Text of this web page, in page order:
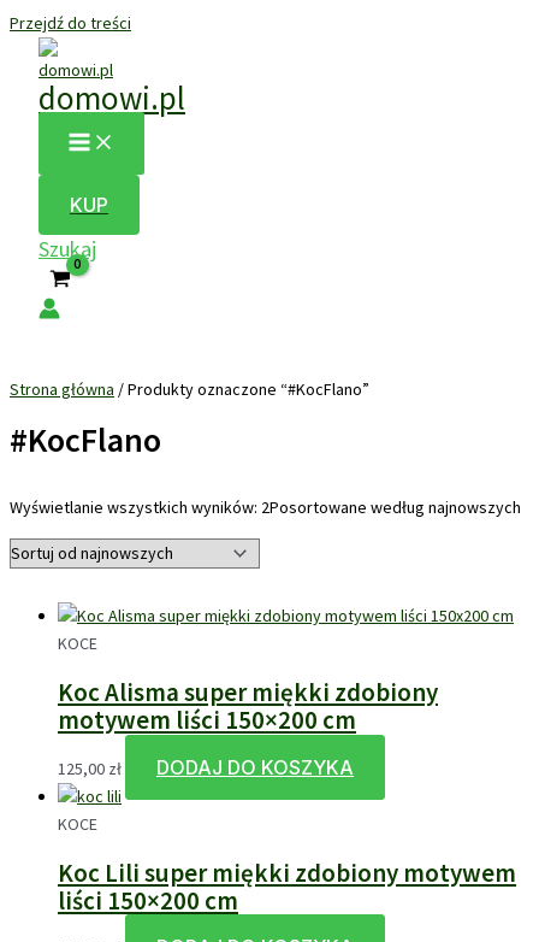
Przejdź do treści
domowi.pl
KUP
Szukaj
Strona główna / Produkty oznaczone “#KocFlano”
#KocFlano
Wyświetlanie wszystkich wyników: 2Posortowane według najnowszych
KOCE
Koc Alisma super miękki zdobiony
motywem liści 150×200 cm
125,00 zł DODAJ DO KOSZYKA
KOCE
Koc Lili super miękki zdobiony motywem
liści 150×200 cm